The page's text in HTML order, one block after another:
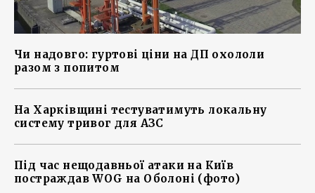
Чи надовго: гуртові ціни на ДП охололи
разом з попитом
На Харківщині тестуватимуть локальну
систему тривог для АЗС
Під час нещодавньої атаки на Київ
постраждав WOG на Оболоні (фото)